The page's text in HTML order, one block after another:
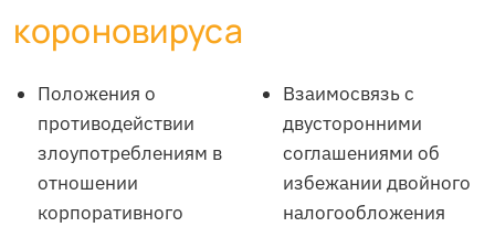
короновируса
Положения о
противодействии
злоупотреблениям в
отношении
корпоративного
Взаимосвязь с
двусторонними
соглашениями об
избежании двойного
налогообложения